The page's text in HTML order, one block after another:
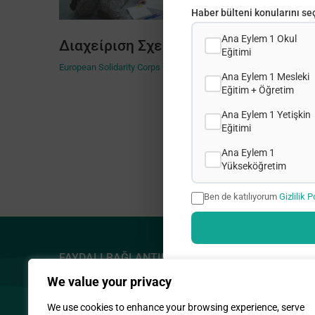
We value your privacy
We use cookies to enhance your browsing experience, serve
Διαχείριση Σχεδίων
European Solidarity Corps
FAYDALI BAĞLANTILAR
Gizlilik Politikası
Çerez Politikamız
Haber bülteni konularını
Ana Eylem 1 Okul
Eğitimi
Ana Eylem 1 Mesleki
Eğitim + Öğretim
Ana Eylem 1 Yetişkin
Eğitimi
Ana Eylem 1
Yükseköğretim
Ben de katılıyorum Gizlilik